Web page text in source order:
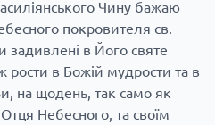
Чину бажаю
покровителя св.
в Його святе
в Божій мудрости та в
на щодень, так само як
Небесного, та своїм